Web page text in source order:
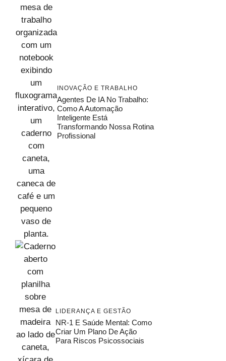
INOVAÇÃO E TRABALHO
Agentes De IA No Trabalho:
Como A Automação
Inteligente Está
Transformando Nossa Rotina
Profissional
LIDERANÇA E GESTÃO
NR-1 E Saúde Mental: Como
Criar Um Plano De Ação
Para Riscos Psicossociais